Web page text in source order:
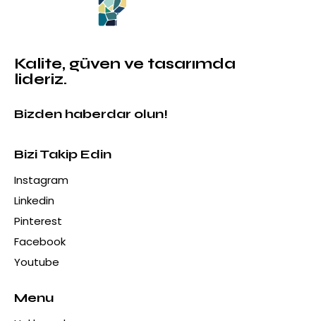
Kalite, güven ve tasarımda
lideriz.
Bizden haberdar olun!
Bizi Takip Edin
Instagram
Linkedin
Pinterest
Facebook
Youtube
Menu